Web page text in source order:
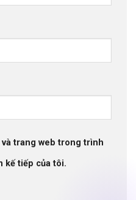
trang web trong trình
kế tiếp của tôi.